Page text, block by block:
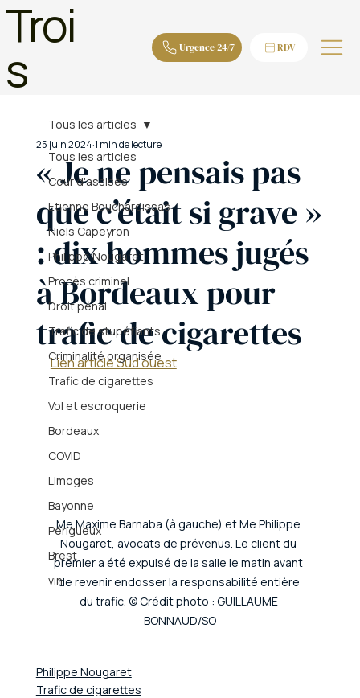
Troi
s Urgence 24/7 RDV
Tous les articles
Cour d'assises
Etienne Bouchareissas
Niels Capeyron
Philippe Nougaret
Procès criminel
Droit pénal
Trafic de stupéfiants
Criminalité organisée
Trafic de cigarettes
Vol et escroquerie
Bordeaux
COVID
Limoges
Bayonne
Périgueux
Brest
vin
Tous les articles
« Je ne pensais pas
que c’était si grave »
: dix hommes jugés
à Bordeaux pour
trafic de cigarettes
25 juin 2024 1 min de lecture
Lien article Sud ouest
Me Maxime Barnaba (à gauche) et Me Philippe
Nougaret, avocats de prévenus. Le client du
premier a été expulsé de la salle le matin avant
de revenir endosser la responsabilité entière
du trafic. © Crédit photo : GUILLAUME
BONNAUD/SO
Philippe Nougaret
Trafic de cigarettes